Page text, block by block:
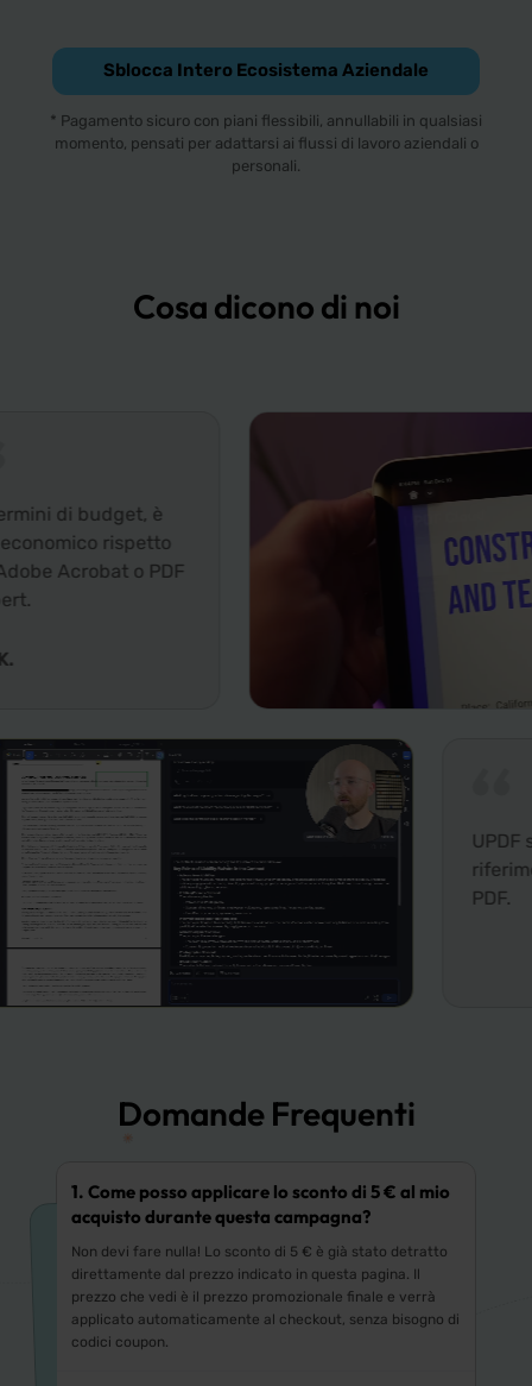
Sblocca Intero Ecosistema Aziendale
* Pagamento sicuro con piani flessibili, annullabili in qualsiasi
momento, pensati per adattarsi ai flussi di lavoro aziendali o
personali.
Cosa dicono di noi
è
o PDF
UPDF stabilisce
riferimento per
Domande Frequenti
1. Come posso applicare lo sconto di 5 € al mio
acquisto durante questa campagna?
Non devi fare nulla! Lo sconto di 5 € è già stato detratto
direttamente dal prezzo indicato in questa pagina. Il
prezzo che vedi è il prezzo promozionale finale e verrà
applicato automaticamente al checkout, senza bisogno di
codici coupon.